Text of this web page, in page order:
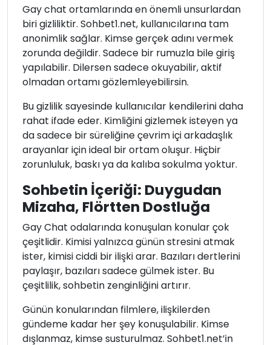
Gay chat ortamlarında en önemli unsurlardan
biri gizliliktir. Sohbet1.net, kullanıcılarına tam
anonimlik sağlar. Kimse gerçek adını vermek
zorunda değildir. Sadece bir rumuzla bile giriş
yapılabilir. Dilersen sadece okuyabilir, aktif
olmadan ortamı gözlemleyebilirsin.
Bu gizlilik sayesinde kullanıcılar kendilerini daha
rahat ifade eder. Kimliğini gizlemek isteyen ya
da sadece bir süreliğine çevrim içi arkadaşlık
arayanlar için ideal bir ortam oluşur. Hiçbir
zorunluluk, baskı ya da kalıba sokulma yoktur.
Sohbetin İçeriği: Duygudan
Mizaha, Flörtten Dostluğa
Gay Chat odalarında konuşulan konular çok
çeşitlidir. Kimisi yalnızca günün stresini atmak
ister, kimisi ciddi bir ilişki arar. Bazıları dertlerini
paylaşır, bazıları sadece gülmek ister. Bu
çeşitlilik, sohbetin zenginliğini artırır.
Günün konularından filmlere, ilişkilerden
gündeme kadar her şey konuşulabilir. Kimse
dışlanmaz, kimse susturulmaz. Sohbet1.net’in